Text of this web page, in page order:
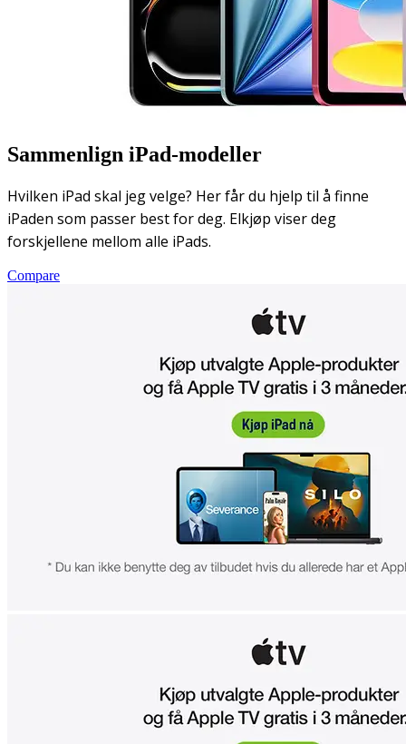
Sammenlign iPad-modeller
Hvilken iPad skal jeg velge? Her får du hjelp til å finne
iPaden som passer best for deg. Elkjøp viser deg
forskjellene mellom alle iPads.
Compare